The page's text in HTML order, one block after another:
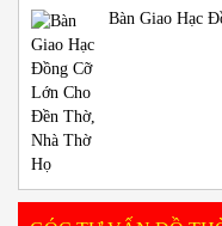
Bàn Giao Hạc